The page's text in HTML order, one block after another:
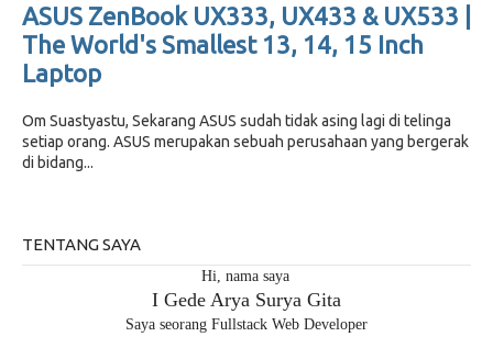
ASUS ZenBook UX333, UX433 & UX533 |
The World's Smallest 13, 14, 15 Inch
Laptop
Om Suastyastu, Sekarang ASUS sudah tidak asing lagi di telinga
setiap orang. ASUS merupakan sebuah perusahaan yang bergerak
di bidang...
TENTANG SAYA
Hi, nama saya
I Gede Arya Surya Gita
Saya seorang Fullstack Web Developer